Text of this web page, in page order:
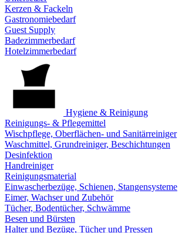
Kerzen & Fackeln
Gastronomiebedarf
Guest Supply
Badezimmerbedarf
Hotelzimmerbedarf
Hygiene & Reinigung
Reinigungs- & Pflegemittel
Wischpflege, Oberflächen- und Sanitärreiniger
Waschmittel, Grundreiniger, Beschichtungen
Desinfektion
Handreiniger
Reinigungsmaterial
Einwascherbezüge, Schienen, Stangensysteme
Eimer, Wachser und Zubehör
Tücher, Bodentücher, Schwämme
Besen und Bürsten
Halter und Bezüge, Tücher und Pressen